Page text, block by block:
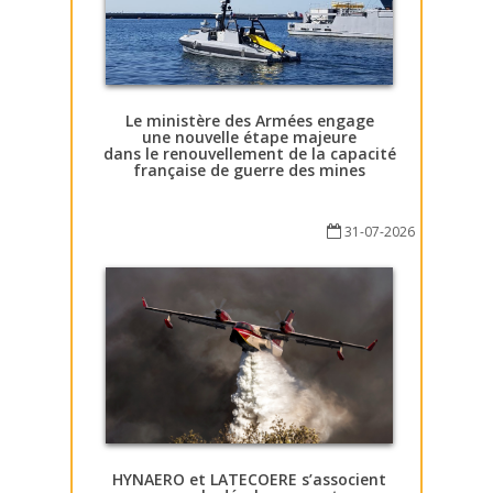
Le ministère des Armées engage
une nouvelle étape majeure
dans le renouvellement de la capacité
française de guerre des mines
31-07-2026
HYNAERO et LATECOERE s’associent